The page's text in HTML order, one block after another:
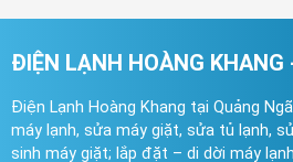
ĐIỆN LẠNH HOÀNG KHANG
Điện Lạnh Hoàng Khang tại Quảng
máy lạnh, sửa máy giặt, sửa tủ lạnh,
sinh máy giặt; lắp đặt – di dời máy